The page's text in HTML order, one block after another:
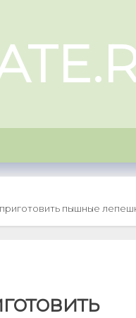
приготовить пышные